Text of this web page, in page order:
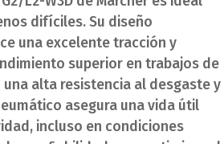
difíciles. Su diseño
una excelente tracción y
superior en trabajos de
alta resistencia al desgaste y
asegura una vida útil
incluso en condiciones